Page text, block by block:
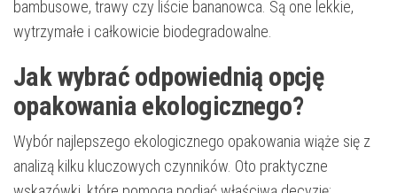
bambusowe, trawy czy liście bananowca. Są one lekkie,
wytrzymałe i całkowicie biodegradowalne.
Jak wybrać odpowiednią opcję
opakowania ekologicznego?
Wybór najlepszego ekologicznego opakowania wiąże się z
analizą kilku kluczowych czynników. Oto praktyczne